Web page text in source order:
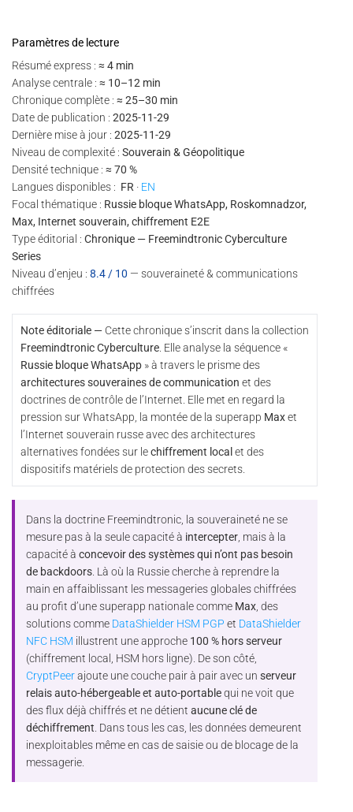
Paramètres de lecture
Résumé express : ≈ 4 min
Analyse centrale : ≈ 10–12 min
Chronique complète : ≈ 25–30 min
Date de publication : 2025-11-29
Dernière mise à jour : 2025-11-29
Niveau de complexité : Souverain & Géopolitique
Densité technique : ≈ 70 %
Langues disponibles : FR · EN
Focal thématique : Russie bloque WhatsApp, Roskomnadzor,
Max, Internet souverain, chiffrement E2E
Type éditorial : Chronique — Freemindtronic Cyberculture
Series
Niveau d’enjeu : 8.4 / 10 — souveraineté & communications
chiffrées
Note éditoriale —Cette chronique s’inscrit dans la collection
Freemindtronic Cyberculture. Elle analyse la séquence «
Russie bloque WhatsApp» à travers le prisme des
architectures souveraines de communication et des
doctrines de contrôle de l’Internet. Elle met en regard la
pression sur WhatsApp, la montée de la superapp Maxet
l’Internet souverain russe avec des architectures
alternatives fondées sur lechiffrement local et des
dispositifs matériels de protection des secrets.
Dans la doctrine Freemindtronic, la souveraineté ne se
mesure pas à la seule capacité à intercepter , mais à la
capacité àconcevoir des systèmes qui n’ont pas besoin
de backdoors . Là où la Russie cherche à reprendre la
main en affaiblissant les messageries globales chiffrées
au profit d’une superapp nationale comme Max , des
solutions comme DataShielder HSM PGP et DataShielder
NFC HSM illustrent une approche 100 % hors serveur
(chiffrement local, HSM hors ligne). De son côté,
CryptPeerajoute une couche pair à pair avec unserveur
relais auto-hébergeable et auto-portablequi ne voit que
des flux déjà chiffrés et ne détientaucune clé de
déchiffrement . Dans tous les cas, les données demeurent
inexploitables même en cas de saisie ou de blocage de la
messagerie.